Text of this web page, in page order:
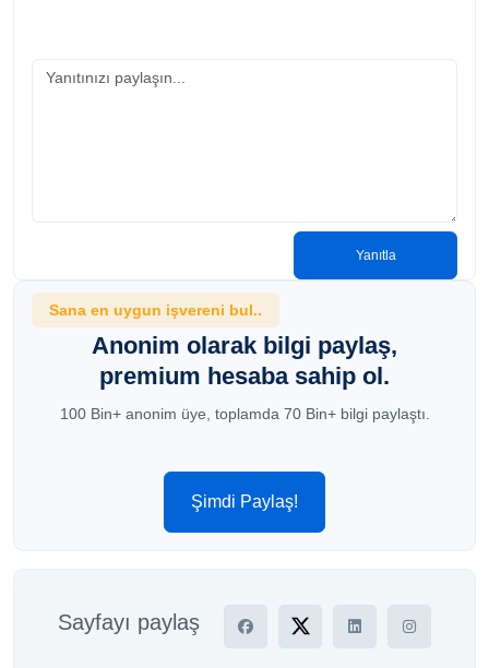
Yanıtla
Sana en uygun işvereni bul..
Anonim olarak bilgi paylaş,
premium hesaba sahip ol.
100 Bin+ anonim üye, toplamda 70 Bin+ bilgi paylaştı.
Şimdi Paylaş!
Sayfayı paylaş